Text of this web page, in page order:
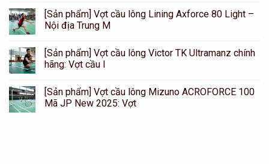
[Sản phẩm] Vợt cầu lông Lining Axforce 80 Light –
Nội địa Trung M
[Sản phẩm] Vợt cầu lông Victor TK Ultramanz chính
hãng: Vợt cầu l
[Sản phẩm] Vợt cầu lông Mizuno ACROFORCE 100
Mã JP New 2025: Vợt